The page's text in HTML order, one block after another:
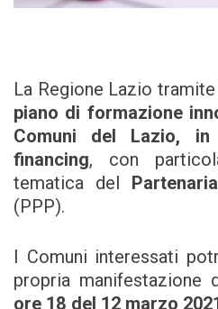
La Regione Lazio
piano di formazione
Comuni del Lazio,
financing, con
tematica del
(PPP).
I Comuni interessati
propria manifestazione
ore 18 del 12 marzo